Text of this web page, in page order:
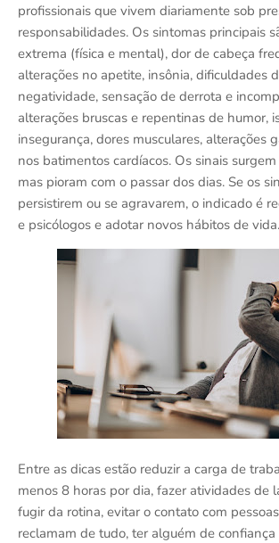
profissionais que vivem diariamente sob
responsabilidades. Os sintomas principais
extrema (física e mental), dor de cabeça
alterações no apetite, insônia, dificuldades
negatividade, sensação de derrota e
alterações bruscas e repentinas de humor,
insegurança, dores musculares, alterações
nos batimentos cardíacos. Os sinais
mas pioram com o passar dos dias. Se os
persistirem ou se agravarem, o indicado é
e psicólogos e adotar novos hábitos de vida.
Entre as dicas estão reduzir a carga de
menos 8 horas por dia, fazer atividades de
fugir da rotina, evitar o contato com
reclamam de tudo, ter alguém de